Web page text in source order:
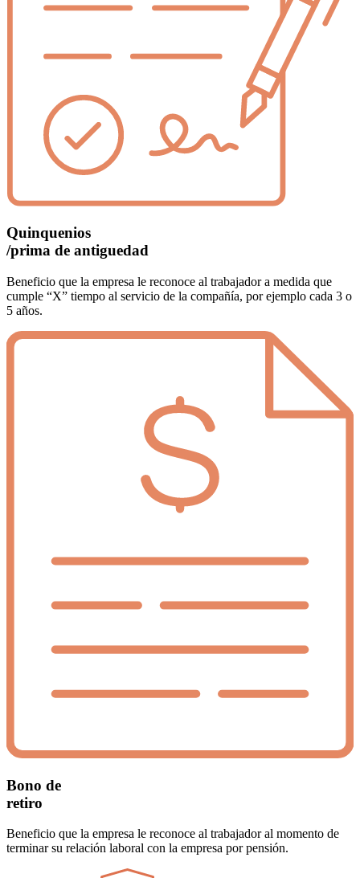
Quinquenios
/prima de antiguedad
Beneficio que la empresa le reconoce al trabajador a medida que
cumple “X” tiempo al servicio de la compañía, por ejemplo cada 3 o
5 años.
Bono de
retiro
Beneficio que la empresa le reconoce al trabajador al momento de
terminar su relación laboral con la empresa por pensión.